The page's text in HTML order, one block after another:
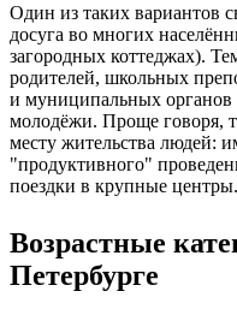
Один из таких вариантов
досуга во многих
загородных коттеджах).
родителей, школьных
и муниципальных органов
молодёжи. Проще говоря,
месту жительства людей:
"продуктивного"
поездки в крупные центры.
Возрастные
Петербурге